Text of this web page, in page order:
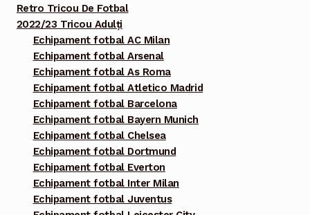
Retro Tricou De Fotbal
2022/23 Tricou Adulți
Echipament fotbal AC Milan
Echipament fotbal Arsenal
Echipament fotbal As Roma
Echipament fotbal Atletico Madrid
Echipament fotbal Barcelona
Echipament fotbal Bayern Munich
Echipament fotbal Chelsea
Echipament fotbal Dortmund
Echipament fotbal Everton
Echipament fotbal Inter Milan
Echipament fotbal Juventus